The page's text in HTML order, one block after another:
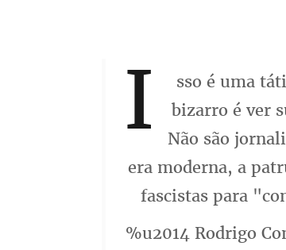
I
sso é uma
bizarro é ver
Não são
era moderna, a
fascistas para
%u2014 Rodrigo